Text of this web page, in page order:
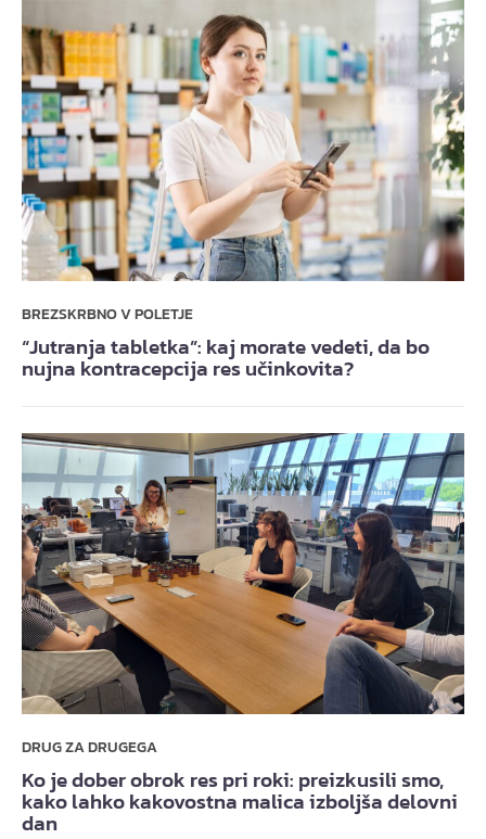
BREZSKRBNO V POLETJE
“Jutranja tabletka”: kaj morate vedeti, da bo
nujna kontracepcija res učinkovita?
DRUG ZA DRUGEGA
Ko je dober obrok res pri roki: preizkusili smo,
kako lahko kakovostna malica izboljša delovni
dan